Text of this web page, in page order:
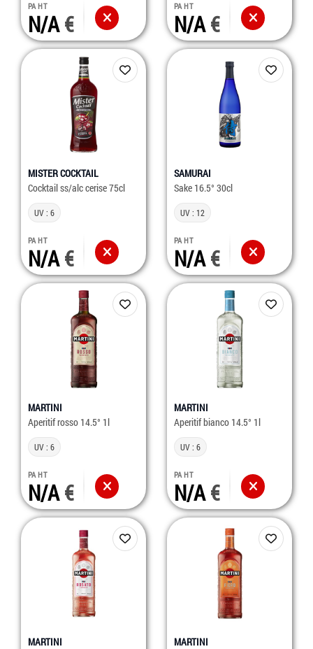
PA HT
N/A
PA HT
N/A
MISTER COCKTAIL
Cocktail ss/alc cerise 75cl
UV : 6
PA HT
N/A
SAMURAI
Sake 16.5° 30cl
UV : 12
PA HT
N/A
MARTINI
Aperitif rosso 14.5° 1l
UV : 6
PA HT
N/A
MARTINI
Aperitif bianco 14.5° 1l
UV : 6
PA HT
N/A
MARTINI
MARTINI